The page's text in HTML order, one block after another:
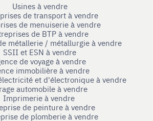
Usines à vendre
de transport à vendre
de menuiserie à vendre
de BTP à vendre
métallerie / métallurgie à vendre
SSII et ESN à vendre
de voyage à vendre
immobilière à vendre
et d'électronique à vendre
automobile à vendre
Imprimerie à vendre
de peinture à vendre
de plomberie à vendre